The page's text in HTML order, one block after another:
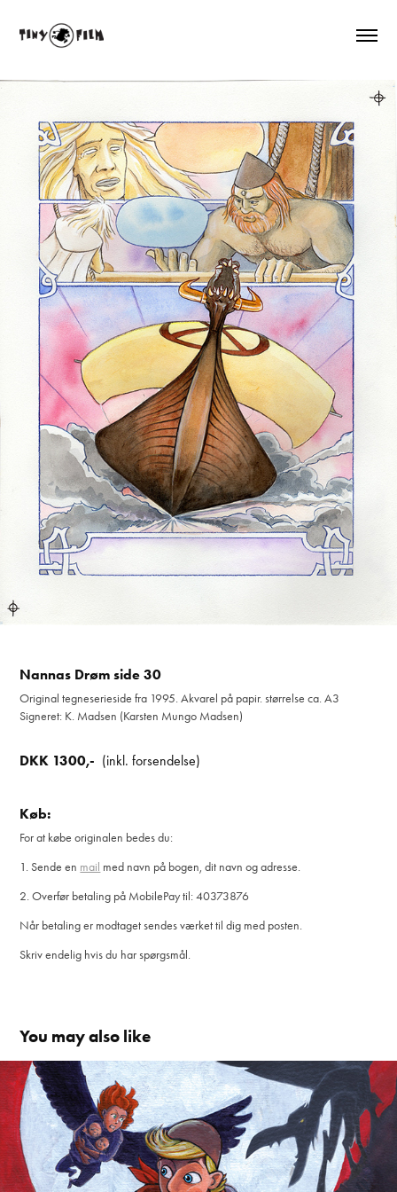
Nannas Drøm side 30
Original tegneserieside fra 1995. Akvarel på papir. størrelse ca. A3
Signeret: K. Madsen (Karsten Mungo Madsen)
DKK 1300,- (inkl. forsendelse)
Køb:
For at købe originalen bedes du:
1. Sende en mail med navn på bogen, dit navn og adresse.
2. Overfør betaling på MobilePay til: 40373876
Når betaling er modtaget sendes værket til dig med posten.
Skriv endelig hvis du har spørgsmål.
You may also like
Valravnen, Det Blå Bjerg 1 DKK 249,-
2023